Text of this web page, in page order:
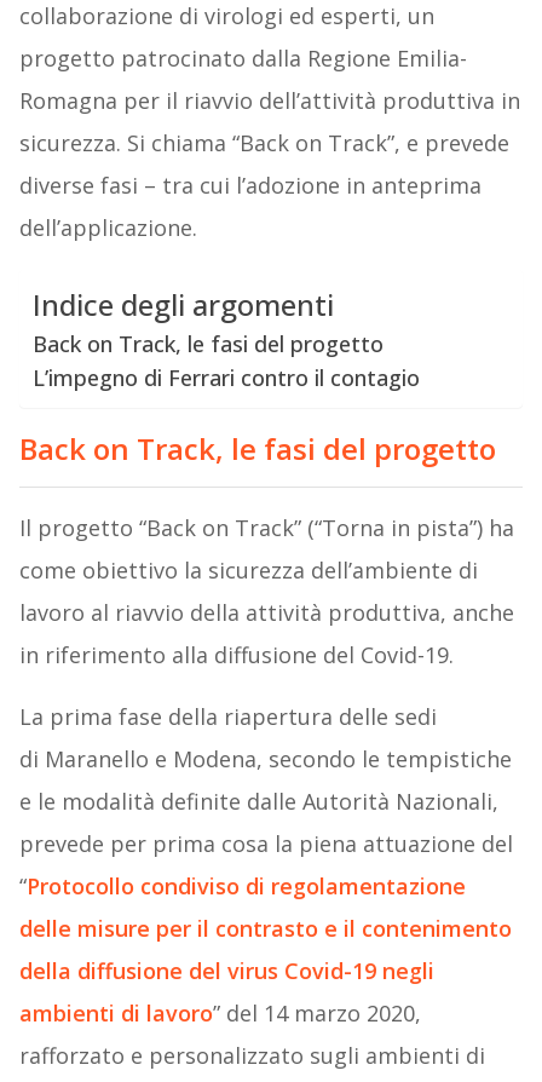
collaborazione di virologi ed esperti, un
progetto patrocinato dalla Regione Emilia-
Romagna per il riavvio dell’attività produttiva in
sicurezza. Si chiama “Back on Track”, e prevede
diverse fasi – tra cui l’adozione in anteprima
dell’applicazione.
Indice degli argomenti
Back on Track, le fasi del progetto
L’impegno di Ferrari contro il contagio
Back on Track, le fasi del progetto
Il progetto “Back on Track” (“Torna in pista”) ha
come obiettivo la sicurezza dell’ambiente di
lavoro al riavvio della attività produttiva, anche
in riferimento alla diffusione del Covid-19.
La prima fase della riapertura delle sedi
di Maranello e Modena, secondo le tempistiche
e le modalità definite dalle Autorità Nazionali,
prevede per prima cosa la piena attuazione del
“Protocollo condiviso di regolamentazione
delle misure per il contrasto e il contenimento
della diffusione del virus Covid-19 negli
ambienti di lavoro” del 14 marzo 2020,
rafforzato e personalizzato sugli ambienti di